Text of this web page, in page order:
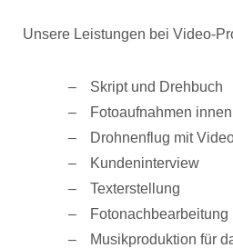
Unsere Leistungen bei Video-
Skript und Drehbuch
Fotoaufnahmen
Drohnenflug mit
Kundeninterview
Texterstellung
Fotonachbearbeitung
Musikproduktion für